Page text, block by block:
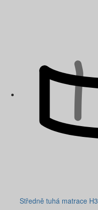
Středně tuhá matrace H3